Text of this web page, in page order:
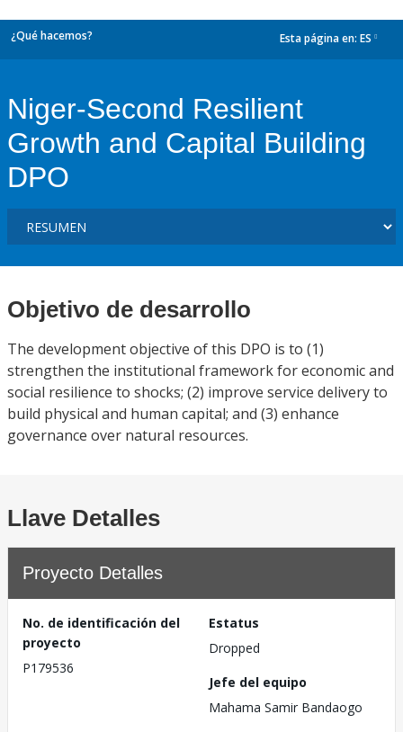
¿Qué hacemos? Esta página en: ES
Niger-Second Resilient
Growth and Capital Building
DPO
Objetivo de desarrollo
The development objective of this DPO is to (1)
strengthen the institutional framework for economic and
social resilience to shocks; (2) improve service delivery to
build physical and human capital; and (3) enhance
governance over natural resources.
Llave Detalles
Proyecto Detalles
No. de identificación del
proyecto
P179536
Estatus
Dropped
Jefe del equipo
Mahama Samir Bandaogo